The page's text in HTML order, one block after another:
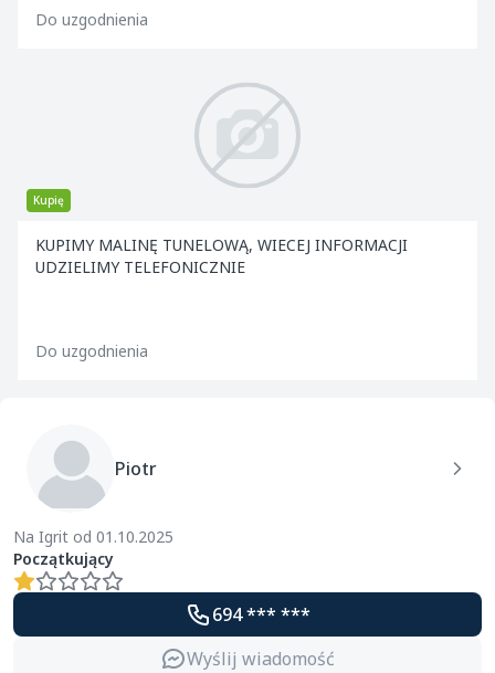
Do uzgodnienia
Kupię
KUPIMY MALINĘ TUNELOWĄ, WIECEJ INFORMACJI
UDZIELIMY TELEFONICZNIE
Do uzgodnienia
Piotr
Na Igrit od 01.10.2025
Początkujący
694 *** ***
Wyślij wiadomość